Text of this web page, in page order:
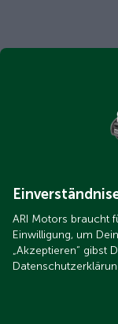
ARI Motors braucht
Einwilligung, um
„Akzeptieren“ gibst